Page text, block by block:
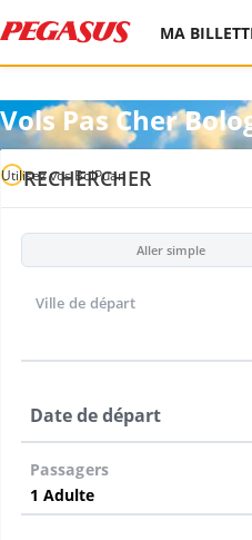
MA
Vols Pas Cher
RECHERCHER
Utilisez vos BolPuan
Aller simple
Ville de départ
Date de départ
Passagers